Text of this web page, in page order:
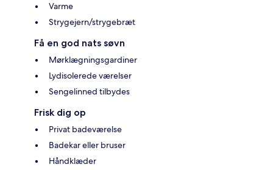
Varme
Strygejern/strygebræt
Få en god nats søvn
Mørklægningsgardiner
Lydisolerede værelser
Sengelinned tilbydes
Frisk dig op
Privat badeværelse
Badekar eller bruser
Håndklæder